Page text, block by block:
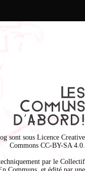
sont sous Licence Creative
Commons CC-BY-SA 4.0
par le Collectif